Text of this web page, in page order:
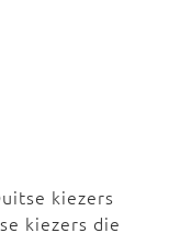
kiezers
kiezers die